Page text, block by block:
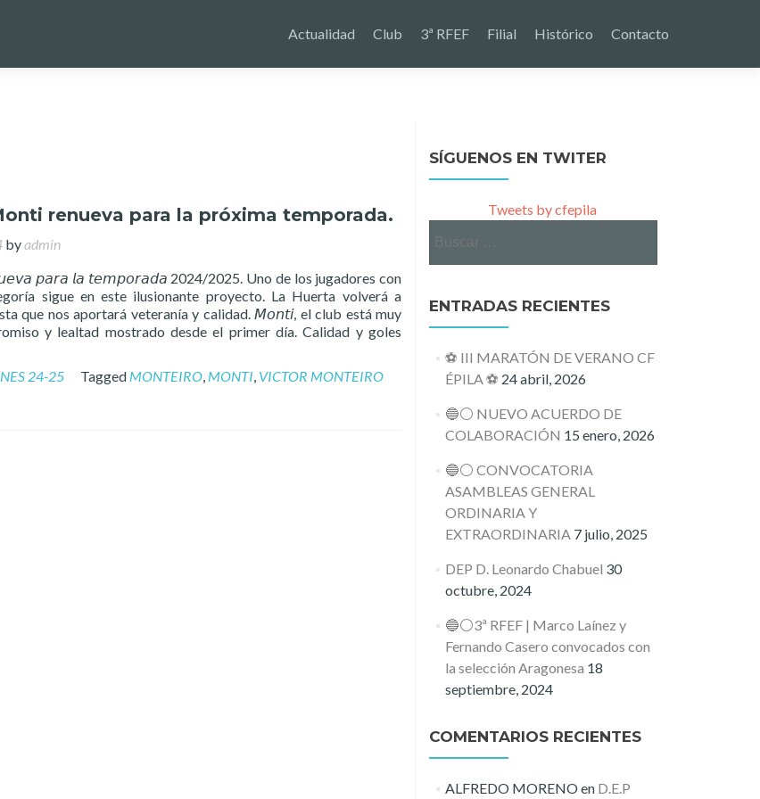
Actualidad Club 3ª RFEF Filial Histórico Contacto
renueva para la próxima temporada.
byadmin
𝘱𝘢𝘳𝘢 𝘭𝘢 𝘵𝘦𝘮𝘱𝘰𝘳𝘢𝘥𝘢 2024/2025. Uno de los jugadores con
sigue en este ilusionante proyecto. La Huerta volverá a
que nos aportará veteranía y calidad. 𝘔𝘰𝘯𝘵𝘪, el club está muy
y lealtad mostrado desde el primer día. Calidad y goles
24-25 Tagged MONTEIRO, MONTI, VICTOR MONTEIRO
SÍGUENOS EN TWITER
Tweets by cfepila
ENTRADAS RECIENTES
⚽ III MARATÓN DE VERANO CF
ÉPILA ⚽ 24 abril, 2026
🔵⚪️ NUEVO ACUERDO DE
COLABORACIÓN 15 enero, 2026
🔵⚪️ CONVOCATORIA
ASAMBLEAS GENERAL
ORDINARIA Y
EXTRAORDINARIA 7 julio, 2025
DEP D. Leonardo Chabuel 30
octubre, 2024
🔵⚪️3ª RFEF | Marco Laínez y
Fernando Casero convocados con
la selección Aragonesa 18
septiembre, 2024
COMENTARIOS RECIENTES
ALFREDO MORENOen D.E.P